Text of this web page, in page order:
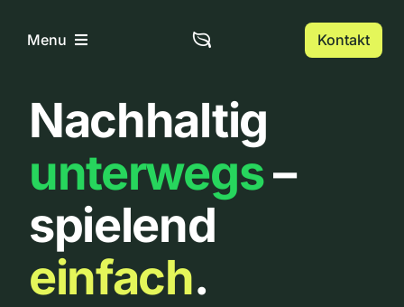
InhaltMenu
Home
Über uns
Urbanlist
Kontakt
Nachhaltig
unterwegs–
spielend
einfach.